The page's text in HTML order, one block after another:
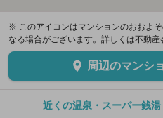
※ このアイコンはマンションのおおよ
なる場合がございます。詳しくは不動産
周辺のマンシ
近くの温泉・スーパー銭